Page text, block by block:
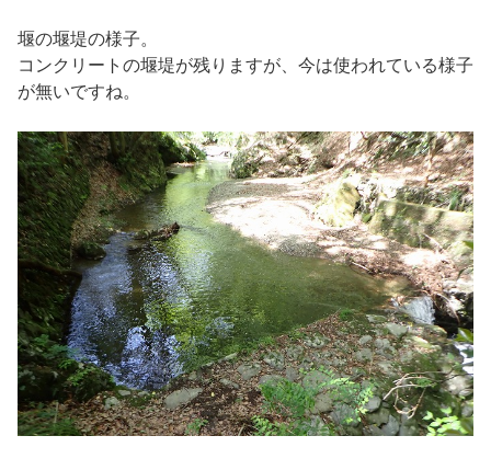
堰の堰堤の様子。
コンクリートの堰堤が残りますが、今は使われている様子
が無いですね。